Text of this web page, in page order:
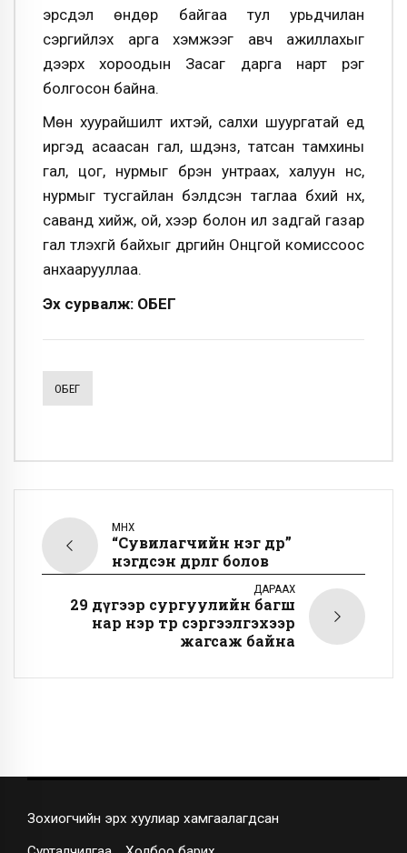
эрсдэл өндөр байгаа тул урьдчилан
сэргийлэх арга хэмжээг авч ажиллахыг
дээрх хороодын Засаг дарга нарт үүрэг
болгосон байна.
Мөн хуурайшилт ихтэй, салхи шуургатай үед
иргэд асаасан гал, шүдэнз, татсан тамхины
гал, цог, нурмыг бүрэн унтраах, халуун үнс,
нурмыг тусгайлан бэлдсэн таглаа бүхий нүх,
саванд хийж, ой, хээр болон ил задгай газар
гал түлэхгүй байхыг дүүргийн Онцгой комиссоос
анхаарууллаа.
Эх сурвалж: ОБЕГ
ОБЕГ
ӨМНӨХ
“Сувилагчийн нэг өдөр”
нэгдсэн өдөрлөг болов
ДАРААХ
29 дүгээр сургуулийн багш
нар нэр төрөө сэргээлгэхээр
жагсаж байна
Зохиогчийн эрх хуулиар хамгаалагдсан